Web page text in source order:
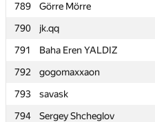
789
Görre Mörre
790
jk.qq
791
Baha Eren YALDIZ
792
gogomaxxaon
793
savask
794
Sergey Shcheglov
789
Görre Mörre
790
jk.qq
791
Baha Eren YALDIZ
792
gogomaxxaon
793
savask
794
Sergey Shcheglov